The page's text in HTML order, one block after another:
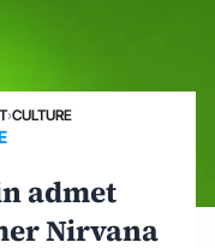
›CULTURE
admet
Nirvana